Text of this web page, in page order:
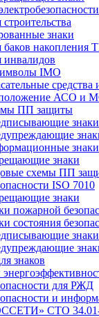
знаки
баков накопления
инвалидов
IMO
средства
АСО и
ПП защиты
знаки
знаки
знаки
схемы ПП
ISO 7010
знаки
пожарной
состояния
знаки
знаков
для РЖД
и
СТО 34.01-